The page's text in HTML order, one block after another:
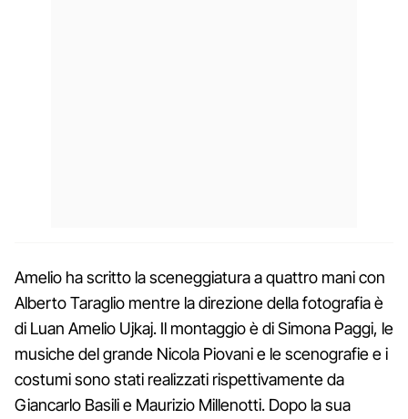
Amelio ha scritto la sceneggiatura a quattro mani con
Alberto Taraglio mentre la direzione della fotografia è
di Luan Amelio Ujkaj. Il montaggio è di Simona Paggi, le
musiche del grande Nicola Piovani e le scenografie e i
costumi sono stati realizzati rispettivamente da
Giancarlo Basili e Maurizio Millenotti. Dopo la sua